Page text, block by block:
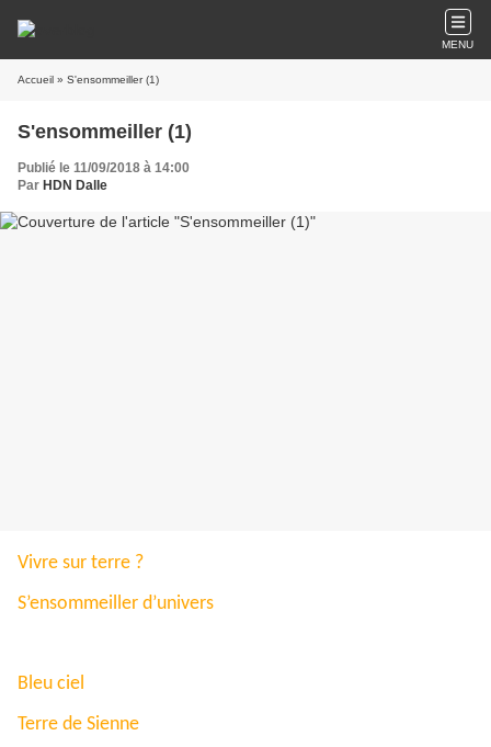
MENU
Accueil » S'ensommeiller (1)
S'ensommeiller (1)
Publié le 11/09/2018 à 14:00
Par HDN Dalle
Vivre sur terre ?
S’ensommeiller d’univers
Bleu ciel
Terre de Sienne